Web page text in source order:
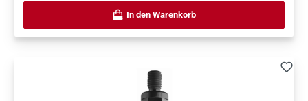
In den Warenkorb